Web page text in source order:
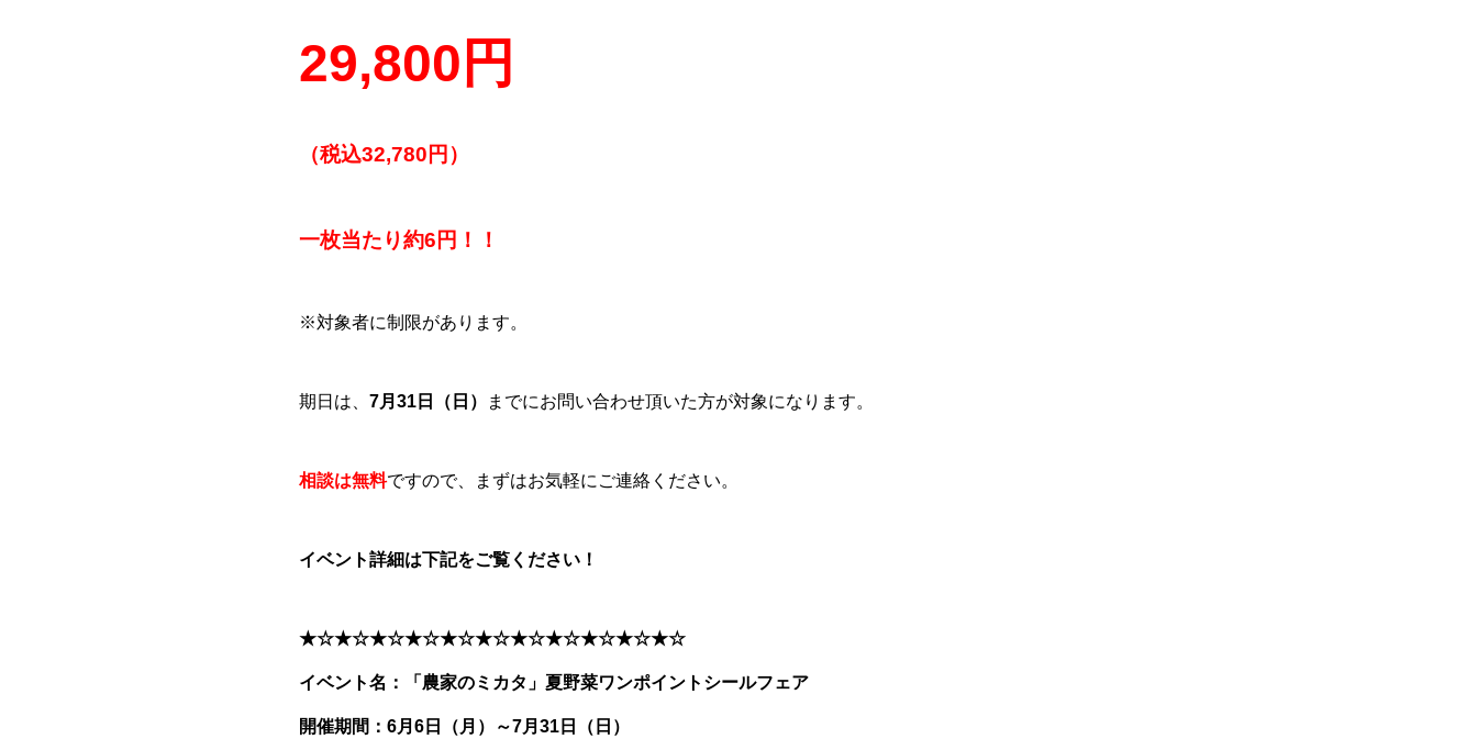
29,800 円
（税込32,780 円）
一枚当たり約6 円！！
※対象者に制限があります。
期日は、 7月31日（日） までにお問い合わせ頂いた方が対象になります。
相談は無料ですので、まずはお気軽にご連絡ください。
イベント詳細は下記をご覧ください！
★☆★☆★☆★☆★☆★☆★☆★☆★☆★☆★☆
イベント名：「農家のミカタ」夏野菜ワンポイントシールフェア
開催期間：6月6日（月）～7月31日（日）